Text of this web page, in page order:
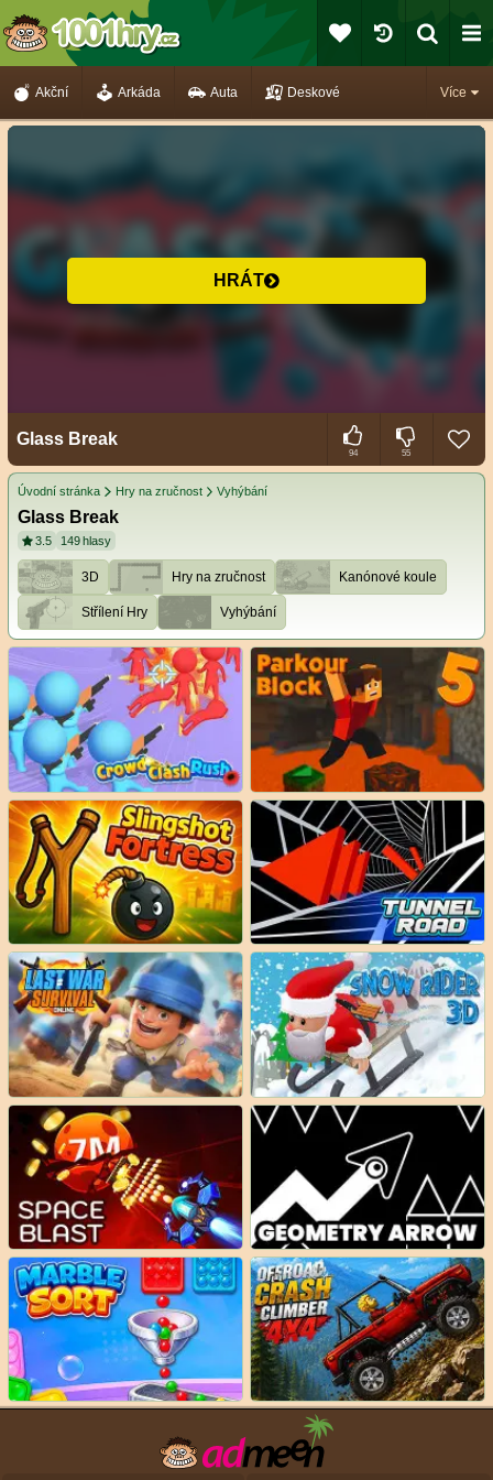
Více
Akční Arkáda Auta Deskové
HRÁT
Glass Break
94 55
Úvodní stránka Hry na zručnost Vyhýbání
Glass Break
3.5 149 hlasy
3D Hry na zručnost Kanónové koule
Střílení Hry Vyhýbání